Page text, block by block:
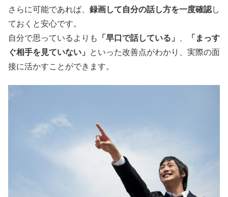
さらに可能であれば、 録画して自分の話し方を一度確認し
ておくと安心です。
自分で思っているよりも
「早口で話している」
「まっす
ぐ相手を見ていない」
といった改善点がわかり、実際の面
接に活かすことができます。